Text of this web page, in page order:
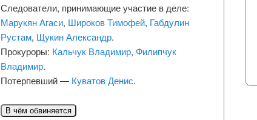
Следователи, принимающие участие в деле:
Марукян Агаси, Широков Тимофей, Габдулин
Рустам, Щукин Александр.
Прокуроры: Кальчук Владимир, Филипчук
Владимир.
Потерпевший — Куватов Денис.
В чём обвиняется